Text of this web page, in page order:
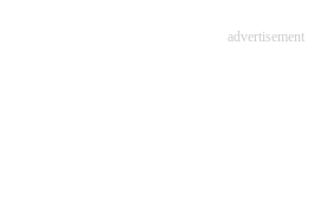
advertisement